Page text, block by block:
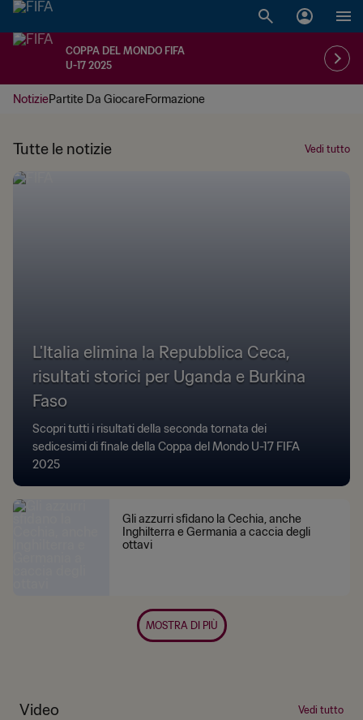
COPPA DEL MONDO FIFA
U-17 2025
NotiziePartite Da GiocareFormazione
Tutte le notizie Vedi tutto
L'Italia elimina la Repubblica Ceca,
risultati storici per Uganda e Burkina
Faso
Scopri tutti i risultati della seconda tornata dei
sedicesimi di finale della Coppa del Mondo U-17 FIFA
2025
Gli azzurri sfidano la Cechia, anche
Inghilterra e Germania a caccia degli
ottavi
MOSTRA DI PIÙ
Video Vedi tutto